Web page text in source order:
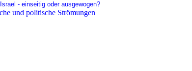
- einseitig oder ausgewogen?
und politische Strömungen